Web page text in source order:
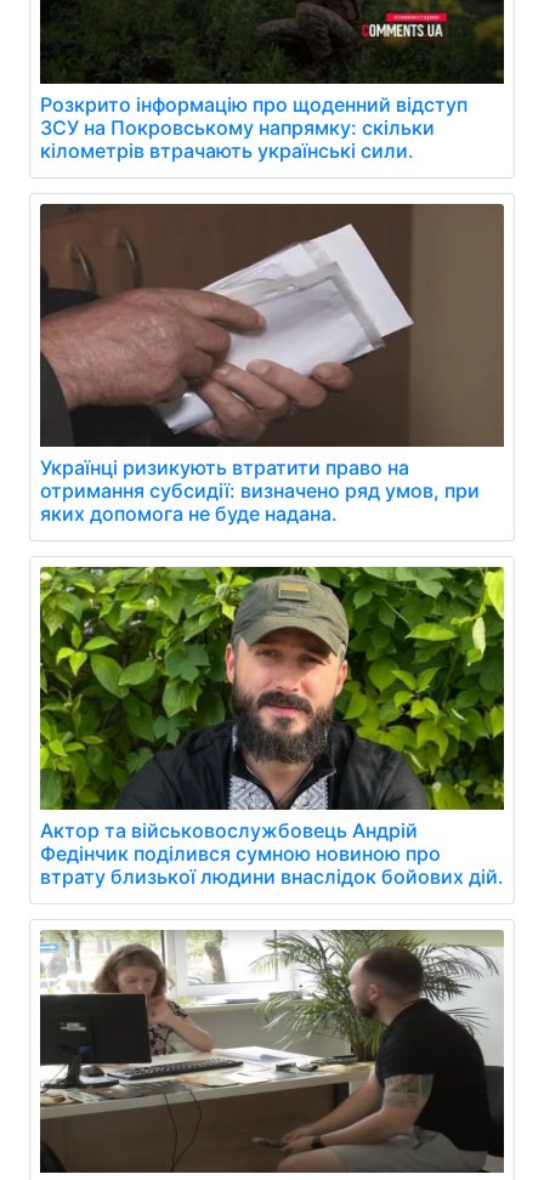
Розкрито інформацію про щоденний відступ
ЗСУ на Покровському напрямку: скільки
кілометрів втрачають українські сили.
Українці ризикують втратити право на
отримання субсидії: визначено ряд умов, при
яких допомога не буде надана.
Актор та військовослужбовець Андрій
Федінчик поділився сумною новиною про
втрату близької людини внаслідок бойових дій.